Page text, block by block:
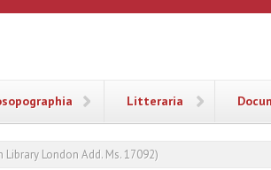
Litteraria
London Add. Ms. 17092)